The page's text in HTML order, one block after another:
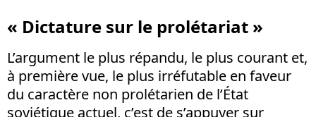
« Dictature sur le prolétariat »
L’argument le plus répandu, le plus courant et,
à première vue, le plus irréfutable en faveur
du caractère non prolétarien de l’État
soviétique actuel, c’est de s’appuyer sur